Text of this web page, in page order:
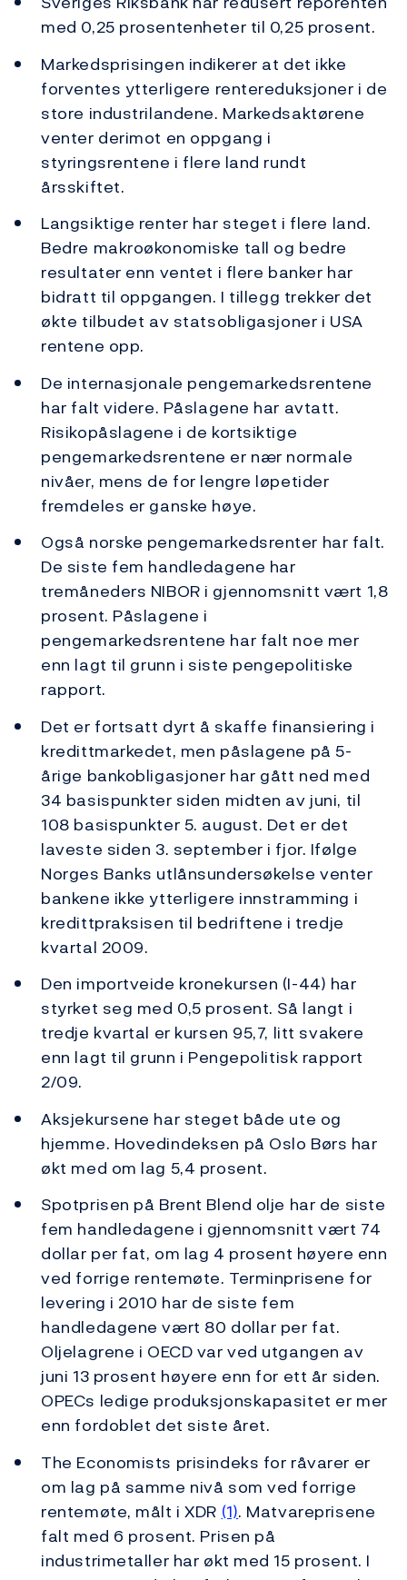
med 0,25 prosentenheter til 0,25 prosent.
Markedsprisingen indikerer at det ikke
forventes ytterligere rentereduksjoner i de
store industrilandene. Markedsaktørene
venter derimot en oppgang i
styringsrentene i flere land rundt
årsskiftet.
Langsiktige renter har steget i flere land.
Bedre makroøkonomiske tall og bedre
resultater enn ventet i flere banker har
bidratt til oppgangen. I tillegg trekker det
økte tilbudet av statsobligasjoner i USA
rentene opp.
De internasjonale pengemarkedsrentene
har falt videre. Påslagene har avtatt.
Risikopåslagene i de kortsiktige
pengemarkedsrentene er nær normale
nivåer, mens de for lengre løpetider
fremdeles er ganske høye.
Også norske pengemarkedsrenter har falt.
De siste fem handledagene har
tremåneders NIBOR i gjennomsnitt vært 1,8
prosent. Påslagene i
pengemarkedsrentene har falt noe mer
enn lagt til grunn i siste pengepolitiske
rapport.
Det er fortsatt dyrt å skaffe finansiering i
kredittmarkedet, men påslagene på 5-
årige bankobligasjoner har gått ned med
34 basispunkter siden midten av juni, til
108 basispunkter 5. august. Det er det
laveste siden 3. september i fjor. Ifølge
Norges Banks utlånsundersøkelse venter
bankene ikke ytterligere innstramming i
kredittpraksisen til bedriftene i tredje
kvartal 2009.
Den importveide kronekursen (I-44) har
styrket seg med 0,5 prosent. Så langt i
tredje kvartal er kursen 95,7, litt svakere
enn lagt til grunn i Pengepolitisk rapport
2/09.
Aksjekursene har steget både ute og
hjemme. Hovedindeksen på Oslo Børs har
økt med om lag 5,4 prosent.
Spotprisen på Brent Blend olje har de siste
fem handledagene i gjennomsnitt vært 74
dollar per fat, om lag 4 prosent høyere enn
ved forrige rentemøte. Terminprisene for
levering i 2010 har de siste fem
handledagene vært 80 dollar per fat.
Oljelagrene i OECD var ved utgangen av
juni 13 prosent høyere enn for ett år siden.
OPECs ledige produksjonskapasitet er mer
enn fordoblet det siste året.
The Economists prisindeks for råvarer er
om lag på samme nivå som ved forrige
rentemøte, målt i XDR (1). Matvareprisene
falt med 6 prosent. Prisen på
industrimetaller har økt med 15 prosent. I